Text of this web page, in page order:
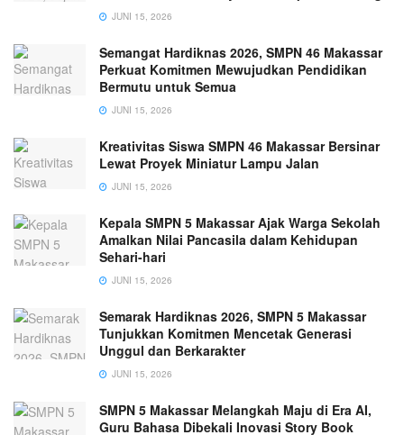
JUNI 15, 2026
Semangat Hardiknas 2026, SMPN 46 Makassar
Perkuat Komitmen Mewujudkan Pendidikan
Bermutu untuk Semua
JUNI 15, 2026
Kreativitas Siswa SMPN 46 Makassar Bersinar
Lewat Proyek Miniatur Lampu Jalan
JUNI 15, 2026
Kepala SMPN 5 Makassar Ajak Warga Sekolah
Amalkan Nilai Pancasila dalam Kehidupan
Sehari-hari
JUNI 15, 2026
Semarak Hardiknas 2026, SMPN 5 Makassar
Tunjukkan Komitmen Mencetak Generasi
Unggul dan Berkarakter
JUNI 15, 2026
SMPN 5 Makassar Melangkah Maju di Era AI,
Guru Bahasa Dibekali Inovasi Story Book